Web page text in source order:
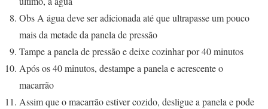
Obs A água deve ser adicionada até que ultrapasse um pouco
mais da metade da panela de pressão
Tampe a panela de pressão e deixe cozinhar por 40 minutos
Após os 40 minutos, destampe a panela e acrescente o
macarrão
Assim que o macarrão estiver cozido, desligue a panela e pode